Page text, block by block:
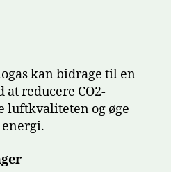
kan bidrage til en
reducere CO2-
luftkvaliteten og øge